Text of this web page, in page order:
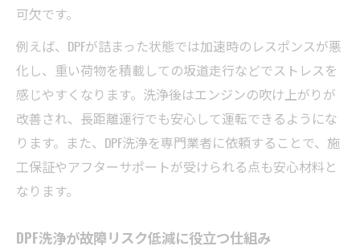
可欠です。
例えば、DPFが詰まった状態では加速時のレスポンスが悪
化し、重い荷物を積載しての坂道走行などでストレスを
感じやすくなります。洗浄後はエンジンの吹け上がりが
改善され、長距離運行でも安心して運転できるようにな
ります。また、DPF洗浄を専門業者に依頼することで、施
工保証やアフターサポートが受けられる点も安心材料と
なります。
DPF洗浄が故障リスク低減に役立つ仕組み